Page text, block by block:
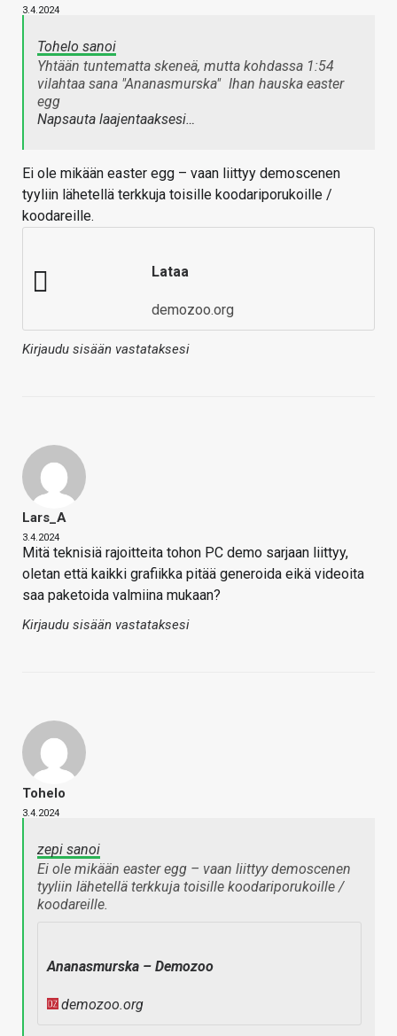
3.4.2024
Tohelo sanoi
Yhtään tuntematta skeneä, mutta kohdassa 1:54
vilahtaa sana "Ananasmurska" Ihan hauska easter
egg
Napsauta laajentaaksesi…
Ei ole mikään easter egg – vaan liittyy demoscenen
tyyliin lähetellä terkkuja toisille koodariporukoille /
koodareille.
Lataa
demozoo.org
Kirjaudu sisään vastataksesi
Lars_A
3.4.2024
Mitä teknisiä rajoitteita tohon PC demo sarjaan liittyy,
oletan että kaikki grafiikka pitää generoida eikä videoita
saa paketoida valmiina mukaan?
Kirjaudu sisään vastataksesi
Tohelo
3.4.2024
zepi sanoi
Ei ole mikään easter egg – vaan liittyy demoscenen
tyyliin lähetellä terkkuja toisille koodariporukoille /
koodareille.
Ananasmurska – Demozoo
demozoo.org